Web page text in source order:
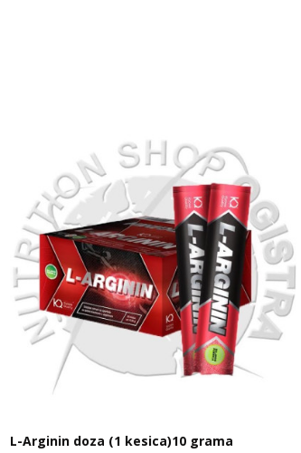
L-Arginin doza (1 kesica)10 grama